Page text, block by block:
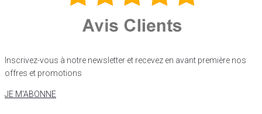
Inscrivez-vous à notre newsletter et recevez en avant première nos
offres et promotions
JE M'ABONNE